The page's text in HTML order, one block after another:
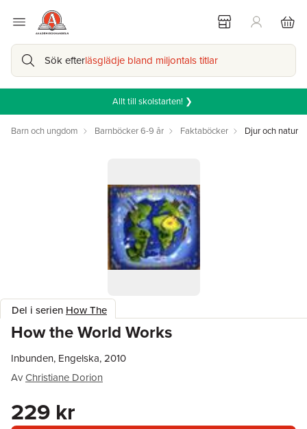
Sök efterläsglädje bland miljontals titlar
Allt till skolstarten! ❯
Barn och ungdom Barnböcker 6-9 år Faktaböcker Djur och natur
Del i serien How The
How the World Works
Inbunden, Engelska, 2010
AvChristiane Dorion
229 kr